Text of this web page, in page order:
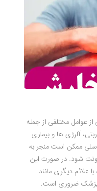
عوامل مختلفی از جمله
آلرژی ها و بیماری
ممکن است منجر به
شود. در صورت این
علائم دیگری مانند
پزشک ضروری است.